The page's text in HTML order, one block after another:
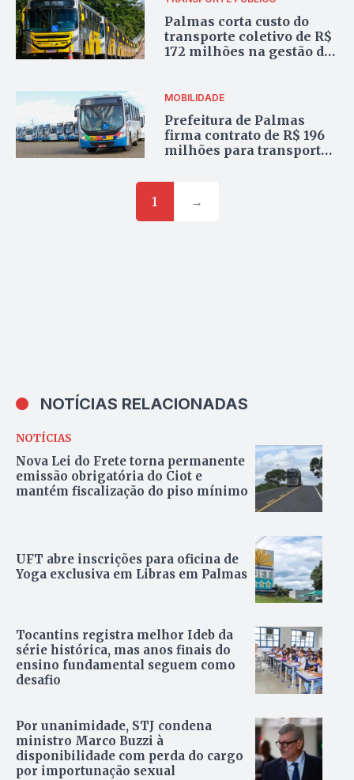
Palmas corta custo do
transporte coletivo de R$
172 milhões na gestão de
MOBILIDADE
Prefeitura de Palmas
firma contrato de R$ 196
milhões para transporte
débitos com empresa
1 →
NOTÍCIAS RELACIONADAS
NOTÍCIAS
Nova Lei do Frete torna permanente
emissão obrigatória do Ciot e
mantém fiscalização do piso mínimo
UFT abre inscrições para oficina de
Yoga exclusiva em Libras em Palmas
Tocantins registra melhor Ideb da
série histórica, mas anos finais do
ensino fundamental seguem como
desafio
Por unanimidade, STJ condena
ministro Marco Buzzi à
disponibilidade com perda do cargo
por importunação sexual